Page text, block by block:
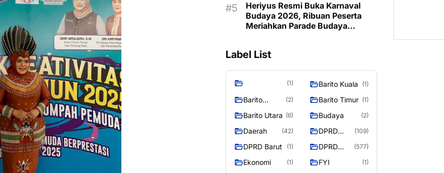
Heriyus Resmi Buka Karnaval
Budaya 2026, Ribuan Peserta
Meriahkan Parade Budaya
Label List
(1) Barito Kuala (1)
Barito
(2) Barito Timur (1)
Barito Utara (6) Budaya (2)
Daerah (42)
DPRD
Utara
(109)
DPRD Barut (1)
DPRD
RAYA
(577)
Ekonomi (1) FYI (1)